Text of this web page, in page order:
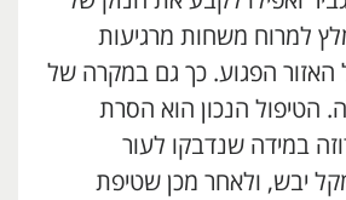
למרוח משחות מרגיעות
האזור הפגוע. כך גם במקרה של
הטיפול הנכון הוא הסרת
במידה שנדבקו לעור
יבש, ולאחר מכן שטיפת